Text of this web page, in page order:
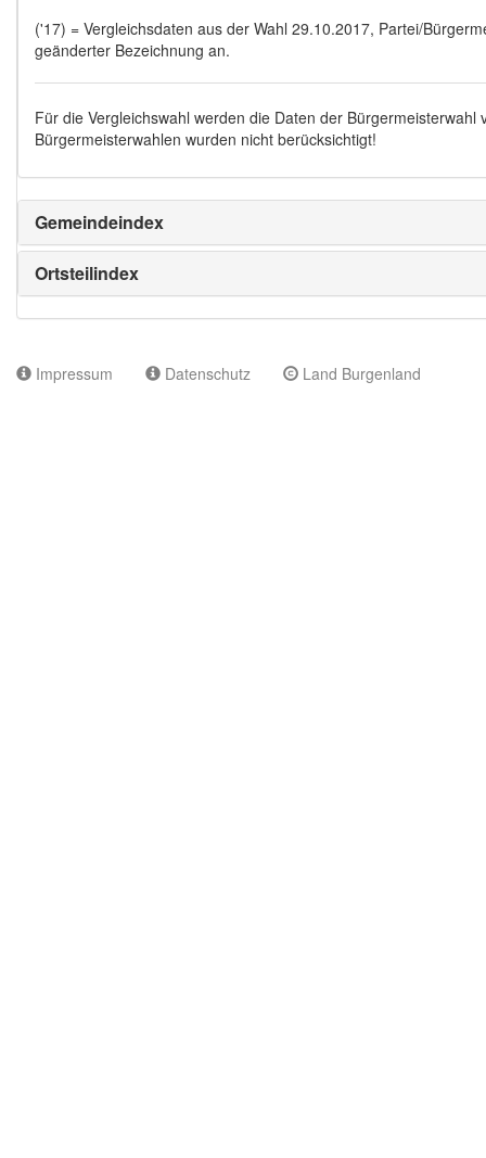
('17) = Vergleichsdaten aus der Wahl 29.10.2017, Partei/
geänderter Bezeichnung an.
Für die Vergleichswahl werden die Daten der Bürgermeisterwahl
Bürgermeisterwahlen wurden nicht berücksichtigt!
Gemeindeindex
Ortsteilindex
Impressum Datenschutz Land Burgenland